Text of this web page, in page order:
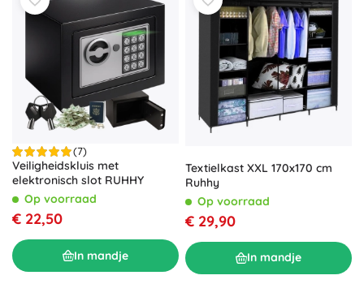
(7)
Veiligheidskluis met
elektronisch slot RUHHY
Op voorraad
€ 22,50
In mandje
Textielkast XXL 170x170 cm
Ruhhy
Op voorraad
€ 29,90
In mandje